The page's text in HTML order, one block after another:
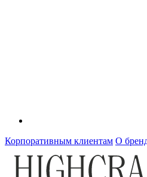
Корпоративным клиентам О